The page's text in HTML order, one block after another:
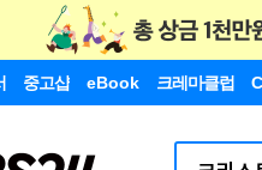
중고샵 eBook 크레마클럽